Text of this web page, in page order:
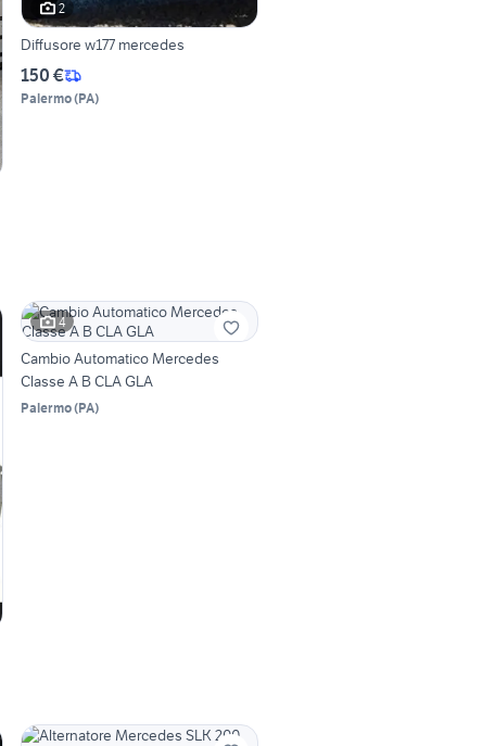
2
Diffusore w177 mercedes
150 €
Palermo(PA)
4
Cambio Automatico Mercedes
Classe A B CLA GLA
Palermo(PA)